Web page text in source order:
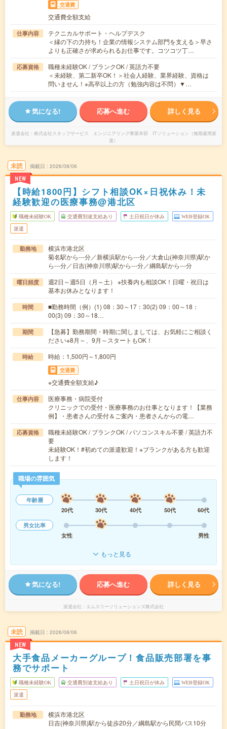
交通費
交通費全額支給
仕事内容
テクニカルサポート・ヘルプデスク
＜縁の下の力持ち！企業の情報システム部門を支える＞早さ
よりも正確さが求められるお仕事です。コツコツ丁…
応募資格
職種未経験OK / ブランクOK / 英語力不要
＜未経験、第二新卒OK！＞社会人経験、業界経験、資格は
問いません！※高卒以上の方（勉強内容は不問）▼…
気になる! 応募へ進む 詳しく見る
派遣会社
株式会社スタッフサービス エンジニアリング事業本部 ITソリューション（無期雇用派
遣）
未読
NEW
掲載日 2026/08/06
【時給1800円】シフト相談OK×日祝休み！未
経験歓迎の医療事務@港北区
職種未経験OK 交通費別途支給あり 土日祝日が休み WEB登録OK
派遣
勤務地
横浜市港北区
菊名駅から---分／新横浜駅から---分／大倉山(神奈川県)駅か
ら---分／日吉(神奈川県)駅から---分／綱島駅から---分
曜日頻度
週2日～週5日（月～土） ※扶養内も相談OK！日曜・祝日は
基本お休みとなります！
時間
■勤務時間（例）(1) 08：30～17：30(2) 09：00～18：
00(3) 09：30～18…
期間
【急募】勤務期間・時期に関しましては、お気軽にご相談く
ださい※8月～、9月～スタートもOK！
時給 時給：1,500円～1,800円
交通費
※交通費全額支給♪
仕事内容
医療事務・病院受付
クリニックでの受付・医療事務のお仕事となります！【業務
例】・患者さんの受付＆ご案内・患者さんからの電…
応募資格
職種未経験OK / ブランクOK / パソコンスキル不要 / 英語力不
要
未経験OK！#初めての派遣歓迎！※ブランクがある方も歓迎
します！
職場の雰囲気
年齢層
20代
30代 40代 50代
60代
男女比率
女性
男性
もっと見る
気になる! 応募へ進む 詳しく見る
派遣会社 エムスリーソリューションズ株式会社
未読
NEW
掲載日 2026/08/06
大手食品メーカーグループ！食品販売部署を事
務でサポート
職種未経験OK 交通費別途支給あり 土日祝日が休み WEB登録OK
派遣
勤務地
横浜市港北区
日吉(神奈川県)駅から徒歩20分／綱島駅から民間バス10分